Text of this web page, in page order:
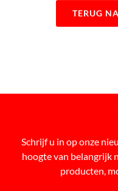
TERUG
Schrijf u in op onze
hoogte van belangrijk
producten,